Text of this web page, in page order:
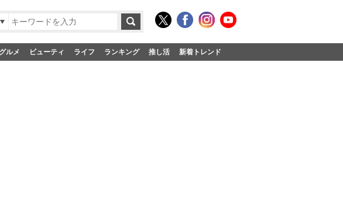
グルメ ビューティ ライフ ランキング 推し活 新着トレンド